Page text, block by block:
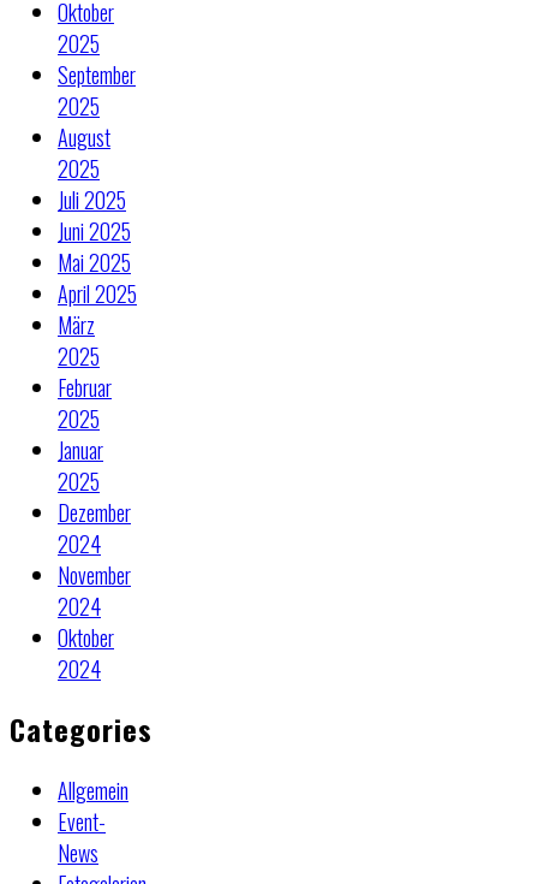
Oktober
2025
September
2025
August
2025
Juli 2025
Juni 2025
Mai 2025
April 2025
März
2025
Februar
2025
Januar
2025
Dezember
2024
November
2024
Oktober
2024
Categories
Allgemein
Event-
News